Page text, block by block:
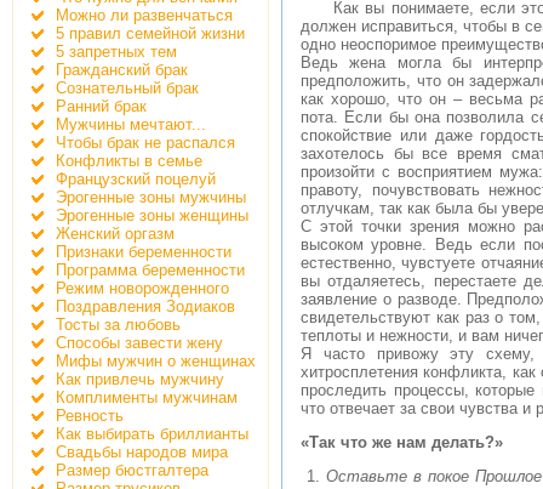
Можно ли развенчаться
5 правил семейной жизни
5 запретных тем
Гражданский брак
Сознательный брак
Ранний брак
Мужчины мечтают...
Чтобы брак не распался
Конфликты в семье
Французский поцелуй
Эрогенные зоны мужчины
Эрогенные зоны женщины
Женский оргазм
Признаки беременности
Программа беременности
Режим новорожденного
Поздравления Зодиаков
Тосты за любовь
Способы завести жену
Мифы мужчин о женщинах
Как привлечь мужчину
Комплименты мужчинам
Ревность
Как выбирать бриллианты
Свадьбы народов мира
Размер бюстгалтера
Как вы понимаете, если этот
должен исправиться, чтобы в
одно неоспоримое
Ведь жена могла бы
предположить, что он
как хорошо, что он – весьма
пота. Если бы она позволила
спокойствие или даже
захотелось бы все время
произойти с восприятием
правоту, почувствовать
отлучкам, так как была бы
С этой точки зрения можно
высоком уровне. Ведь если
естественно, чувстуете
вы отдаляетесь, перестаете
заявление о разводе.
свидетельствуют как раз о
теплоты и нежности, и вам
Я часто привожу эту схему,
хитросплетения конфликта,
проследить процессы,
что отвечает за свои чувства
«Так что же нам делать?»
1.Оставьте в покое Прошлое